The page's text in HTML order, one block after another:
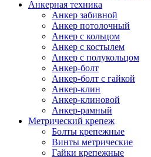
Анкерная техника
Анкер забивной
Анкер потолочный
Анкер с кольцом
Анкер с костылем
Анкер с полукольцом
Анкер-болт
Анкер-болт с гайкой
Анкер-клин
Анкер-клиновой
Анкер-рамный
Метрический крепеж
Болты крепежные
Винты метрические
Гайки крепежные